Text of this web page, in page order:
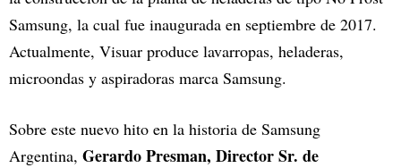
Samsung, la cual fue inaugurada en septiembre de 2017.
Actualmente, Visuar produce lavarropas, heladeras,
microondas y aspiradoras marca Samsung.
Sobre este nuevo hito en la historia de Samsung
Argentina, Gerardo Presman, Director Sr. de